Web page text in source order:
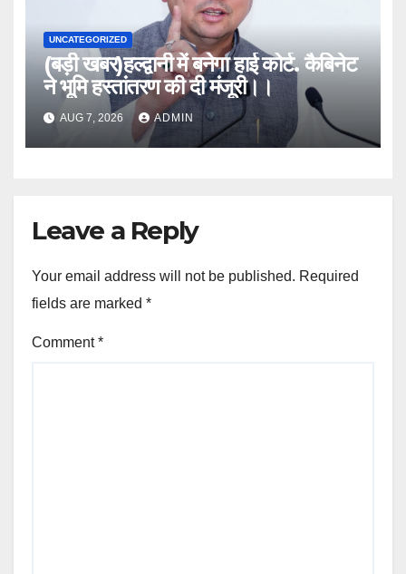
UNCATEGORIZED
(बड़ी खबर)हल्द्वानी में बनेगा हाई कोर्ट. कैबिनेट
ने भूमि हस्तांतरण की दी मंजूरी।।
AUG 7, 2026 ADMIN
Leave a Reply
Your email address will not be published. Required
fields are marked *
Comment*